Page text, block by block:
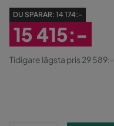
DU SPARAR: 14 174:-
Rabatterat
15 415:-
Tidigare lägsta pris 29 589:-